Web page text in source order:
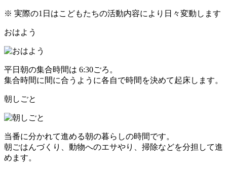
※ 実際の1日はこどもたちの活動内容により日々変動します
おはよう
平日朝の集合時間は 6:30ごろ。
集合時間に間に合うように各自で時間を決めて起床します。
朝しごと
当番に分かれて進める朝の暮らしの時間です。
朝ごはんづくり、動物へのエサやり、掃除などを分担して進
めます。